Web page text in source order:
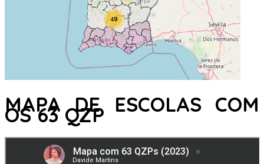
MAPA DE ESCOLAS COM
OS 63 QZP